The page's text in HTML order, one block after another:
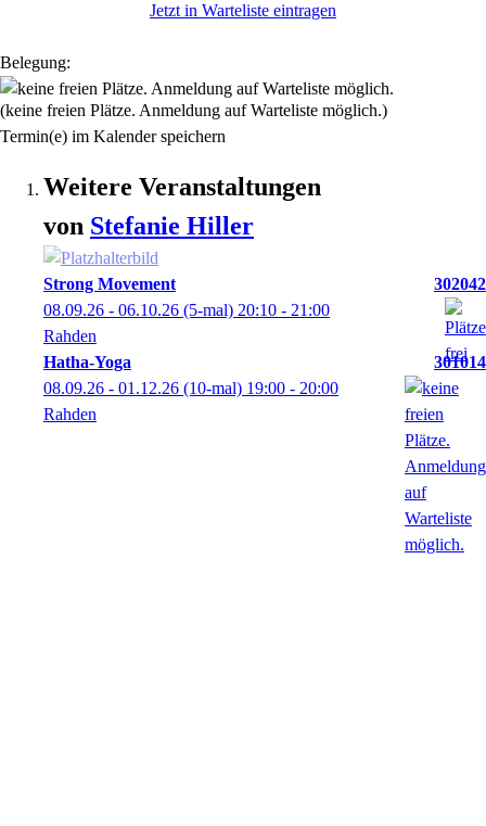
Jetzt in Warteliste eintragen
Belegung:
(keine freien Plätze. Anmeldung auf Warteliste möglich.)
Termin(e) im Kalender speichern
Weitere Veranstaltungen
von Stefanie Hiller
Strong Movement
302042
08.09.26 - 06.10.26 (5-mal) 20:10 - 21:00
Rahden
Hatha-Yoga
301014
08.09.26 - 01.12.26 (10-mal) 19:00 - 20:00
Rahden